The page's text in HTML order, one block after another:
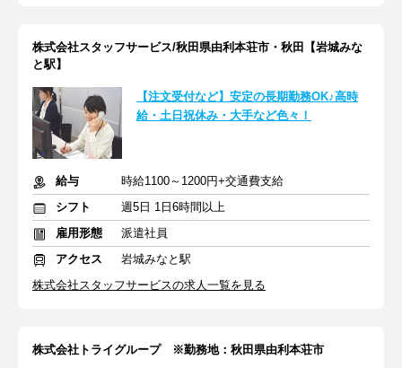
株式会社スタッフサービス/秋田県由利本荘市・秋田【岩城みな
と駅】
【注文受付など】安定の長期勤務OK♪高時
給・土日祝休み・大手など色々！
給与
時給1100～1200円+交通費支給
シフト
週5日 1日6時間以上
雇用形態
派遣社員
アクセス
岩城みなと駅
株式会社スタッフサービスの求人一覧を見る
株式会社トライグループ ※勤務地：秋田県由利本荘市